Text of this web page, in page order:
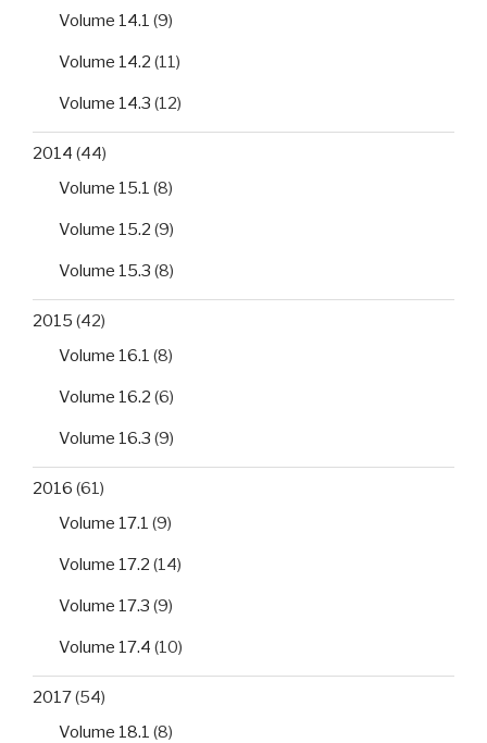
Volume 14.1 (9)
Volume 14.2 (11)
Volume 14.3 (12)
2014 (44)
Volume 15.1 (8)
Volume 15.2 (9)
Volume 15.3 (8)
2015 (42)
Volume 16.1 (8)
Volume 16.2 (6)
Volume 16.3 (9)
2016 (61)
Volume 17.1 (9)
Volume 17.2 (14)
Volume 17.3 (9)
Volume 17.4 (10)
2017(54)
Volume 18.1 (8)